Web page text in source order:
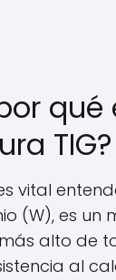
qué
TIG?
vital
(W), es un
alto de
al